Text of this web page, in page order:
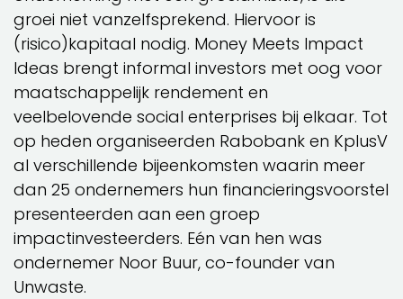
groei niet vanzelfsprekend. Hiervoor is
(risico)kapitaal nodig. Money Meets Impact
Ideas brengt informal investors met oog voor
maatschappelijk rendement en
veelbelovende social enterprises bij elkaar. Tot
op heden organiseerden Rabobank en KplusV
al verschillende bijeenkomsten waarin meer
dan 25 ondernemers hun financieringsvoorstel
presenteerden aan een groep
impactinvesteerders. Eén van hen was
ondernemer Noor Buur, co-founder van
Unwaste.